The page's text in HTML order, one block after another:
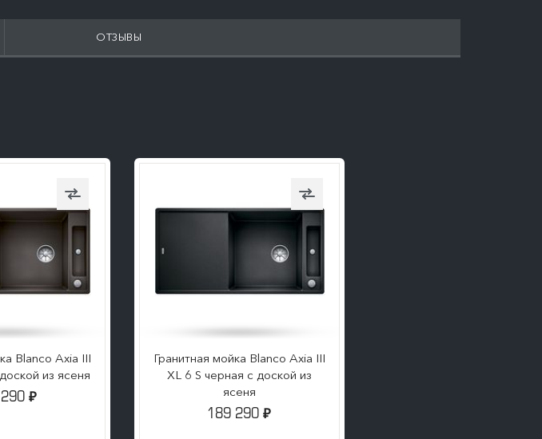
ОТЗЫВЫ
Blanco Axia III
из ясеня
₽
Гранитная мойка Blanco Axia III
XL 6 S черная с доской из
ясеня
189 290 ₽